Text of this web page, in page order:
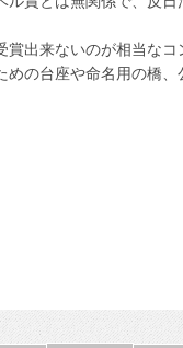
賞出来ないのが相当なコ
めの台座や命名用の橋